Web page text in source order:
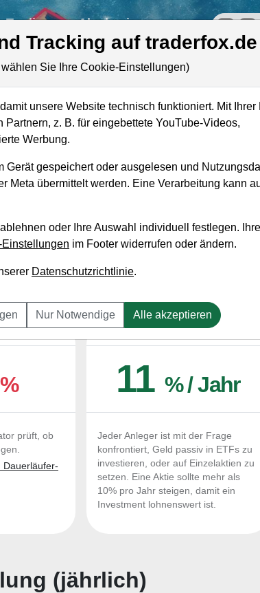
Trading Akademie offizielle
13,31 Mrd. USD
1,20 Mrd. USD
Mit
und Liegenlassen geeignet?
%
prüft, ob
Dauerläufer-
11 % / Jahr
Jeder Anleger ist mit der Frage
konfrontiert, Geld passiv in ETFs zu
investieren, oder auf Einzelaktien zu
setzen. Eine Aktie sollte mehr als
10% pro Jahr steigen, damit ein
Investment lohnenswert ist.
(jährlich)
Tracking auf traderfox.de
wählen Sie Ihre Cookie-Einstellungen)
unsere Website technisch funktioniert. Mit
z. B. für eingebettete YouTube-Videos,
Werbung.
Gerät gespeichert oder ausgelesen und
Meta übermittelt werden. Eine Verarbeitung kann
oder Ihre Auswahl individuell festlegen.
im Footer widerrufen oder ändern.
Datenschutzrichtlinie.
Nur Notwendige Alle akzeptieren